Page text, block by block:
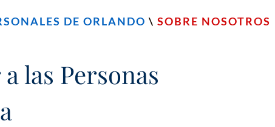
DE ORLANDO \ SOBRE NOSOTROS
las Personas